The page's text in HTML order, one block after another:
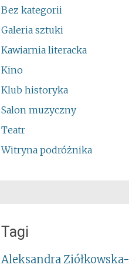
Bez kategorii
Galeria sztuki
Kawiarnia literacka
Kino
Klub historyka
Salon muzyczny
Teatr
Witryna podróżnika
Tagi
Aleksandra Ziółkowska-